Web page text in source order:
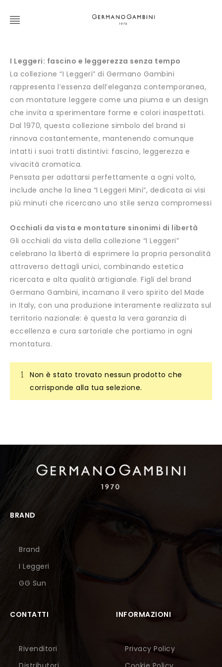
I Leggeri: fascino e leggerezza senza tempo
La collezione “I Leggeri” di Germano Gambini
rappresenta l’essenza dell’eleganza contemporanea,
con montature leggere come una piuma e un design
che invita a sperimentare forme e colori inaspettati.
Dal 1970, questa collezione simbolo del brand si
rinnova costantemente, mantenendo comunque
intatti i suoi tratti distintivi: fascino, leggerezza e
vivacità cromatica.
Pensata per adattarsi perfettamente a ogni volto,
include anche la linea “I Leggeri Mini”, dedicata ai visi
più minuti che ricercano uno stile senza compromessi
Occhiali da vista e montature sinonimi di libertà
Gli occhiali da vista della collezione “I Leggeri”
celebrano la libertà di esprimere la propria personalità
attraverso dettagli unici, combinando estetica
ricercata e alta qualità artigianale. Figli del brand
Germano Gambini, incarnano il vero spirito del Made
in Italy, con una produzione interamente realizzata sul
territorio nazionale: è questa la vera garanzia di
eccellenza e cura sartoriale che portiamo in ogni
montatura.
Non è stato trovato nessun prodotto che
corrisponde alla tua selezione.
BRAND
Brand
I Leggeri
GG Sun
CONTATTI
Rivenditori
INFORMAZIONI
Privacy Policy